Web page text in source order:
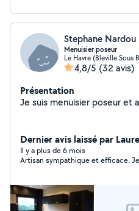
Stephane Nardou
Menuisier poseur
Le Havre (Bleville Sous
4,8/5 (32 avis)
Présentation
Je suis menuisier poseur et
Dernier avis laissé par
Il y a plus de 6 mois
Artisan sympathique et efficace.